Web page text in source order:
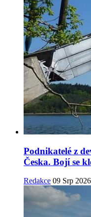
Podnikatelé z
Česka. Bojí se
Redakce 09 Srp 2026